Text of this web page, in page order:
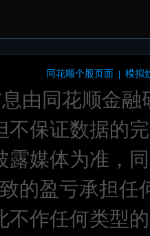
同花顺个股页面 模拟
由同花顺金
不保证数据的
露媒体为准，
的盈亏承担任
不作任何类型